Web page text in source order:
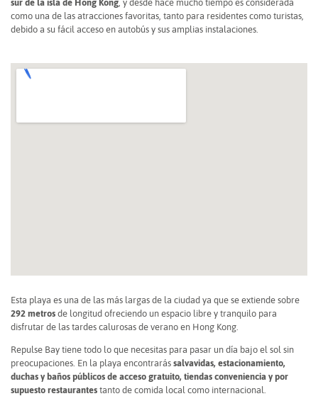
sur de la isla de Hong Kong, y desde hace mucho tiempo es considerada
como una de las atracciones favoritas, tanto para residentes como turistas,
debido a su fácil acceso en autobús y sus amplias instalaciones.
Esta playa es una de las más largas de la ciudad ya que se extiende sobre
292 metros de longitud ofreciendo un espacio libre y tranquilo para
disfrutar de las tardes calurosas de verano en Hong Kong.
Repulse Bay tiene todo lo que necesitas para pasar un día bajo el sol sin
preocupaciones. En la playa encontrarás salvavidas, estacionamiento,
duchas y baños públicos de acceso gratuito, tiendas conveniencia y por
supuesto restaurantes tanto de comida local como internacional.